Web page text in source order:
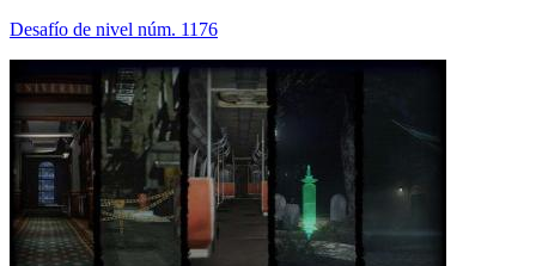
Desafío de nivel núm. 1176